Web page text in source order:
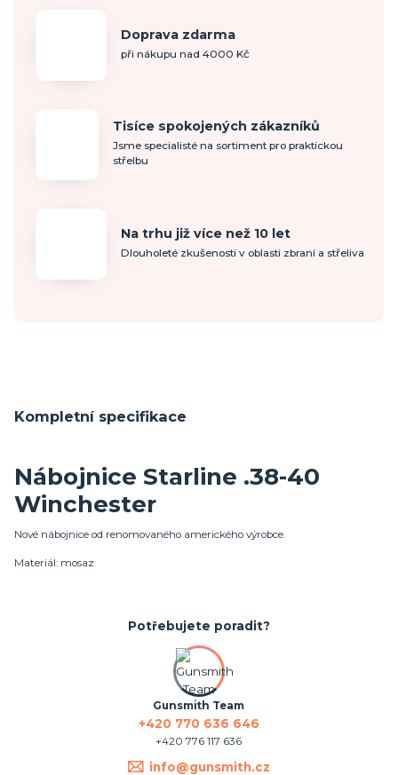
Doprava zdarma
při nákupu nad 4000 Kč
Tisíce spokojených zákazníků
Jsme specialisté na sortiment pro praktickou
střelbu
Na trhu již více než 10 let
Dlouholeté zkušenosti v oblasti zbraní a střeliva
Kompletní specifikace
Nábojnice Starline .38-40
Winchester
Nové nábojnice od renomovaného amerického výrobce.
Materiál: mosaz
Potřebujete poradit?
Gunsmith Team
+420 770 636 646
+420 776 117 636
info@gunsmith.cz